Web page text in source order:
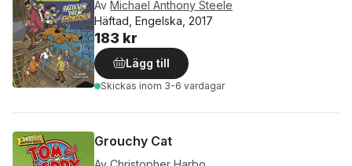
Av Michael Anthony Steele
Häftad, Engelska, 2017
183 kr
Lägg till
Skickas inom 3-6 vardagar
Grouchy Cat